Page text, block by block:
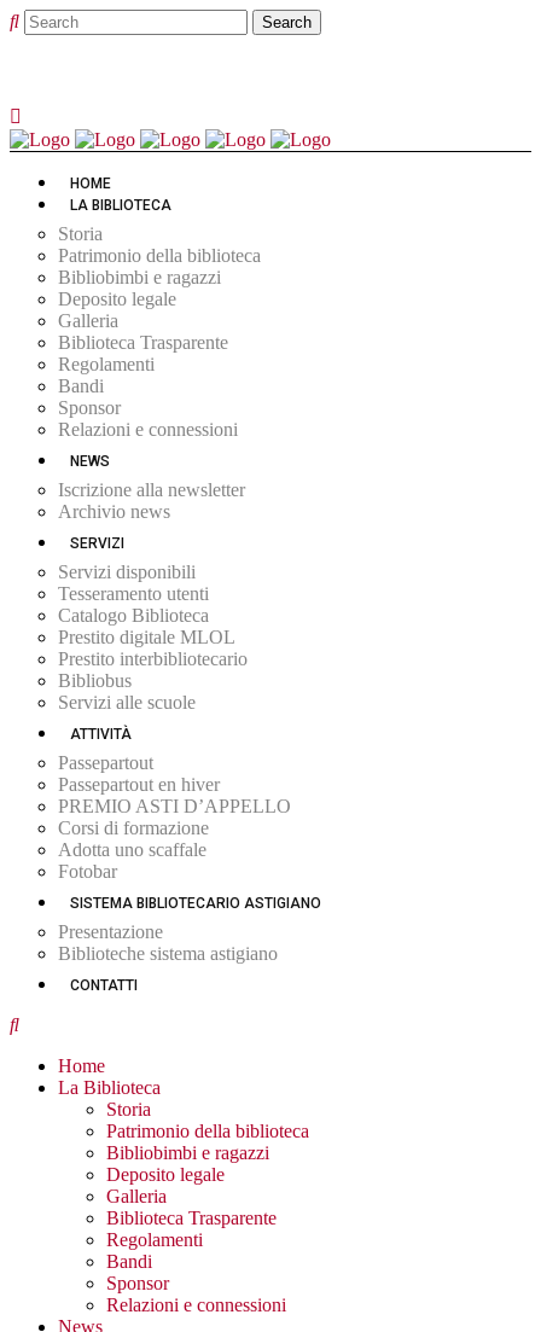
HOME
LA BIBLIOTECA
Storia
Patrimonio della biblioteca
Bibliobimbi e ragazzi
Deposito legale
Galleria
Biblioteca Trasparente
Regolamenti
Bandi
Sponsor
Relazioni e connessioni
NEWS
Iscrizione alla newsletter
Archivio news
SERVIZI
Servizi disponibili
Tesseramento utenti
Catalogo Biblioteca
Prestito digitale MLOL
Prestito interbibliotecario
Bibliobus
Servizi alle scuole
ATTIVITÀ
Passepartout
Passepartout en hiver
PREMIO ASTI D’APPELLO
Corsi di formazione
Adotta uno scaffale
Fotobar
SISTEMA BIBLIOTECARIO ASTIGIANO
Presentazione
Biblioteche sistema astigiano
CONTATTI
Home
La Biblioteca
Storia
Patrimonio della biblioteca
Bibliobimbi e ragazzi
Deposito legale
Galleria
Biblioteca Trasparente
Regolamenti
Bandi
Sponsor
Relazioni e connessioni
News